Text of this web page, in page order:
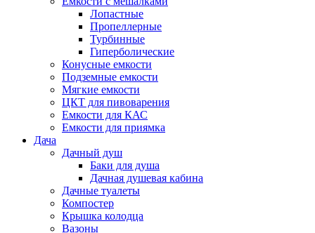
Лопастные
Пропеллерные
Турбинные
Гиперболические
Конусные емкости
Подземные емкости
Мягкие емкости
ЦКТ для пивоварения
Емкости для КАС
Емкости для приямка
Дача
Дачный душ
Баки для душа
Дачная душевая кабина
Дачные туалеты
Компостер
Крышка колодца
Вазоны